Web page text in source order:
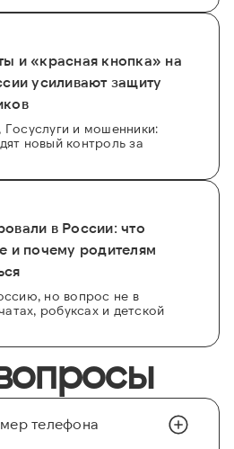
и «красная кнопка» на
усиливают защиту
Госуслуги и мошенники:
новый контроль за
в России: что
и почему родителям
но вопрос не в
робуксах и детской
телефона